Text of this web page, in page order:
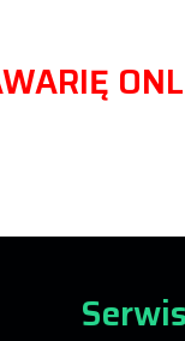
Serwis